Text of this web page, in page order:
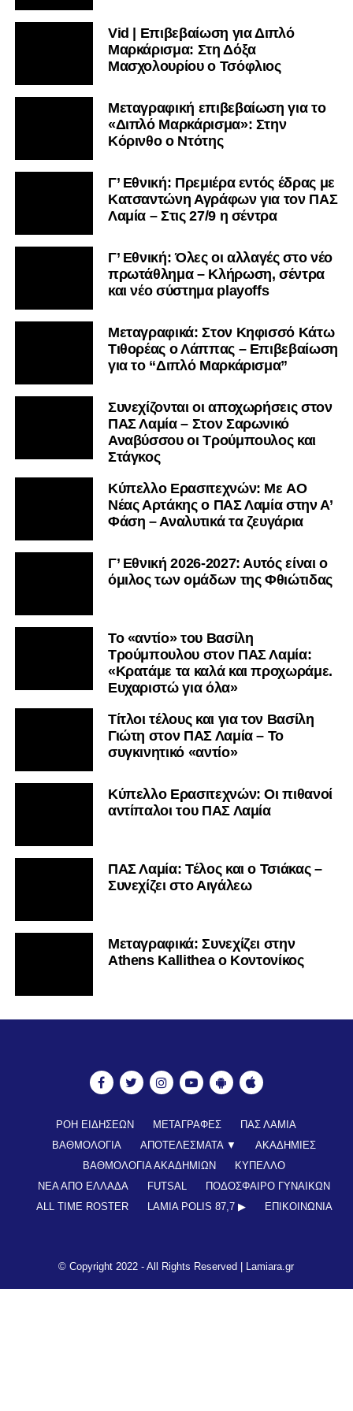
Vid | Επιβεβαίωση για Διπλό
Μαρκάρισμα: Στη Δόξα
Μασχολουρίου ο Τσόφλιος
Μεταγραφική επιβεβαίωση για το
«Διπλό Μαρκάρισμα»: Στην
Κόρινθο ο Ντότης
Γ’ Εθνική: Πρεμιέρα εντός έδρας με
Κατσαντώνη Αγράφων για τον ΠΑΣ
Λαμία – Στις 27/9 η σέντρα
Γ’ Εθνική: Όλες οι αλλαγές στο νέο
πρωτάθλημα – Κλήρωση, σέντρα
και νέο σύστημα playoffs
Μεταγραφικά: Στον Κηφισσό Κάτω
Τιθορέας ο Λάππας – Επιβεβαίωση
για το “Διπλό Μαρκάρισμα”
Συνεχίζονται οι αποχωρήσεις στον
ΠΑΣ Λαμία – Στον Σαρωνικό
Αναβύσσου οι Τρούμπουλος και
Στάγκος
Kύπελλο Ερασιτεχνών: Με AO
Nέας Αρτάκης ο ΠΑΣ Λαμία στην Α’
Φάση – Αναλυτικά τα ζευγάρια
Γ’ Εθνική 2026-2027: Αυτός είναι ο
όμιλος των ομάδων της Φθιώτιδας
Το «αντίο» του Βασίλη
Τρούμπουλου στον ΠΑΣ Λαμία:
«Κρατάμε τα καλά και προχωράμε.
Ευχαριστώ για όλα»
Τίτλοι τέλους και για τον Βασίλη
Γιώτη στον ΠΑΣ Λαμία – Το
συγκινητικό «αντίο»
Κύπελλο Ερασιτεχνών: Οι πιθανοί
αντίπαλοι του ΠΑΣ Λαμία
ΠΑΣ Λαμία: Τέλος και ο Τσιάκας –
Συνεχίζει στο Αιγάλεω
Mεταγραφικά: Συνεχίζει στην
Athens Kallithea ο Κοντονίκος
ΡΟΗ ΕΙΔΗΣΕΩΝ ΜΕΤΑΓΡΑΦΕΣ
ΠΑΣ ΛΑΜΙΑ
ΒΑΘΜΟΛΟΓΙΑ
ΑΠΟΤΕΛΕΣΜΑΤΑ ▼
ΑΚΑΔΗΜΙΕΣ
ΒΑΘΜΟΛΟΓΙΑ ΑΚΑΔΗΜΙΩΝ
ΚΥΠΕΛΛΟ
ΝΕΑ ΑΠΟ ΕΛΛΑΔΑ
FUTSAL
ΠΟΔΟΣΦΑΙΡΟ ΓΥΝΑΙΚΩΝ
ALL TIME ROSTER
LAMIA POLIS 87,7 ▶︎ ΕΠΙΚΟΙΝΩΝΊΑ
© Copyright 2022 - All Rights Reserved | Lamiara.gr